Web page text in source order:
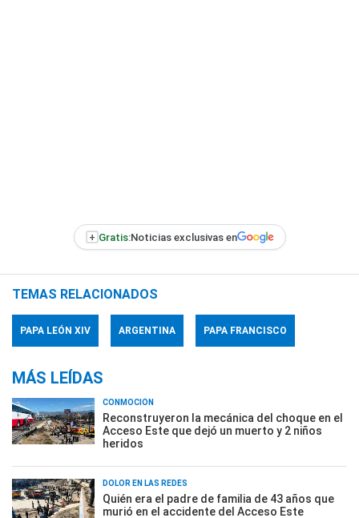
+ Gratis:Noticias exclusivas en
TEMAS RELACIONADOS
PAPA LEÓN XIV ARGENTINA PAPA FRANCISCO
MÁS LEÍDAS
CONMOCIÓN
Reconstruyeron la mecánica del choque en el
Acceso Este que dejó un muerto y 2 niños
heridos
DOLOR EN LAS REDES
Quién era el padre de familia de 43 años que
murió en el accidente del Acceso Este